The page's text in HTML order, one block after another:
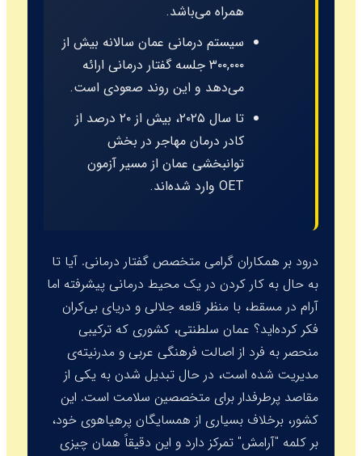
همراه می‌باشد.
سیستم درمانی عمان سالانه بیش از
۳۰۰,۰۰۰ جلسه گفتار درمانی ارائه
می‌دهد و این روند صعودی است.
تا سال ۲۰۲۵، بیش از ۲۰ درصد از
کادر درمان مهاجر در بخش
توانبخشی عمان از مسیر آزمون
OET وارد شده‌اند.
درود بر همکاران گرامی متخصص گفتار درمانی. آیا تا
به حال به کار کردن در یک محیط درمانی پیشرفته اما
آرام در مسقط، با منظر قلعه جلالی و دریای بی‌کران
فکر کرده‌اید؟ عمان سلطنتی، کشوری که ترکیبی
منحصر به فرد از اصالت فرهنگی عربی و مدرنیته‌ی
مدیریت شده است، در حال تبدیل شدن به یکی از
مقاصد پرطرفدار برای متخصصین سلامت است. این
کشور، برخلاف بسیاری از همسایگان پرهیاهوی خود،
بر کلمه "آرامش" تمرکز دارد و این دقیقاً همان چیزی